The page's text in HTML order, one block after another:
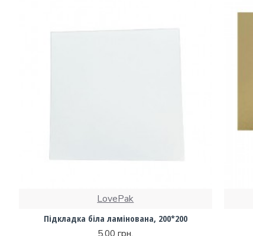
LovePak
Підкладка біла ламінована, 200*200